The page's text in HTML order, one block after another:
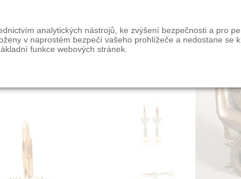
analytických nástrojů, ke zvýšení bezpečnosti a pro
v naprostém bezpečí vašeho prohlížeče a nedostane se
funkce webových stránek.